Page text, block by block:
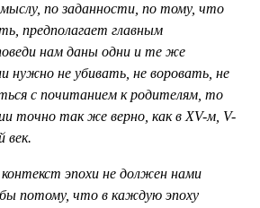
по заданности, по тому, что
предполагает главным
нам даны одни и те же
нужно не убивать, не воровать, не
с почитанием к родителям, то
точно так же верно, как вXV-м, V-
век.
эпохи не должен нами
потому, что в каждую эпоху